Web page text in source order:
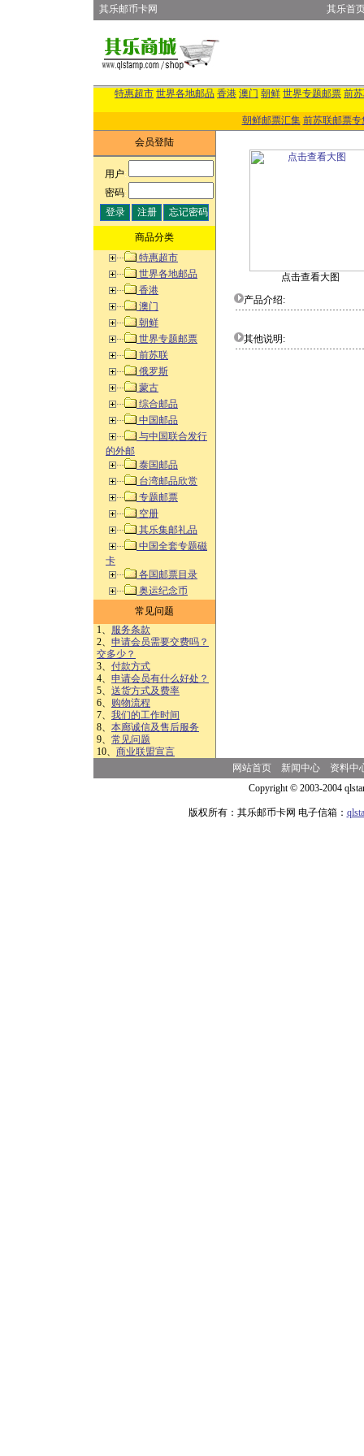
其乐邮币卡网 其乐首
特惠超市 世界各地邮品 香港 澳门 朝鲜 世界专题邮票 前
朝鲜邮票汇集 前苏联邮票专
会员登陆
用户:
密码:
商品分类
特惠超市
世界各地邮品
香港
澳门
朝鲜
世界专题邮票
前苏联
俄罗斯
蒙古
综合邮品
中国邮品
与中国联合发行
的外邮
泰国邮品
台湾邮品欣赏
专题邮票
空册
其乐集邮礼品
中国全套专题磁
卡
各国邮票目录
奥运纪念币
常见问题
1、 服务条款
2、 申请会员需要交费吗？
交多少？
3、 付款方式
4、 申请会员有什么好处？
5、 送货方式及费率
6、 购物流程
7、 我们的工作时间
8、 本廊诚信及售后服务
9、 常见问题
10、 商业联盟宣言
点击查看大图
产品介绍:
其他说明:
网站首页 新闻中心
资料中
Copyright © 2003-2004
版权所有：其乐邮币卡网 电子信箱：